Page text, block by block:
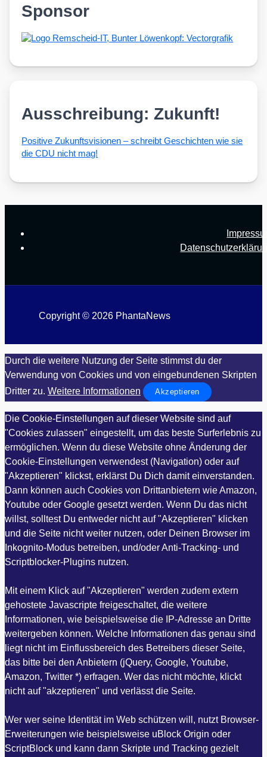
Sponsor
Ausschreibung: Zukunft!
Posi­ti­ve Zukunfts­vi­sio­nen – schreibt Geschich­ten wie sie
die CDU nicht mag!
Copyright © 2026 PhantaNews
Durch die weitere Nutzung der Seite stimmst du der
Verwendung von Cookies und von eingebundenen Skripten
Dritter zu. Weitere Informationen Akzeptieren
Die Cookie-Einstellungen auf dieser Website sind auf
"Cookies zulassen" eingestellt, um das beste Surferlebnis zu
ermöglichen. Wenn du diese Website ohne Änderung der
Cookie-Einstellungen verwendest (Navigation) oder auf
"Akzeptieren" klickst, erklärst Du Dich damit einverstanden.
Dann können auch Cookies von Drittanbietern wie Amazon,
Youtube oder Google gesetzt werden. Wenn Du das nicht
willst, solltest Du entweder nicht auf "Akzeptieren" klicken
und die Seite nicht weiter nutzen, oder Deinen Browser im
Inkognito-Modus betreiben, und/oder Anti-Tracking- und
Scriptblocker-Plugins nutzen.
Mit einem Klick auf "Akzeptieren" werden zudem extern
gehostete Javascripte freigeschaltet, die weitere
Informationen, wie beispielsweise die IP-Adresse an Dritte
weitergeben können. Welche Informationen das genau sind
liegt nicht im Einflussbereich des Betreibers dieser Seite,
das bitte bei den Anbietern (jQuery, Google, Youtube,
Amazon, Twitter *) erfragen. Wer das nicht möchte, klickt
nicht auf "akzeptieren" und verlässt die Seite.
Wer wer seine Identität im Web schützen will, nutzt Browser-
Erweiterungen wie beispielsweise uBlock Origin oder
ScriptBlock und kann dann Skripte und Tracking gezielt